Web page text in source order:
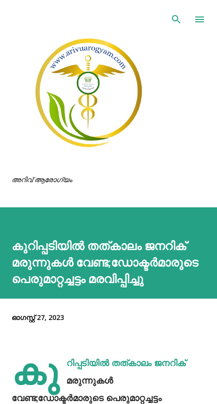
അറിവ് ആരോഗ്യം
കുറിപ്പടിയില്‍ തത്കാലം ജനറിക്
മരുന്നുകള്‍ വേണ്ട;ഡോക്ടര്‍മാരുടെ
പെരുമാറ്റച്ചട്ടം മരവിപ്പിച്ചു
ഓഗസ്റ്റ് 27, 2023
കു
റിപ്പടിയില്‍ തത്കാലം ജനറിക്
മരുന്നുകള്‍
വേണ്ട;ഡോക്ടര്‍മാരുടെ പെരുമാറ്റച്ചട്ടം